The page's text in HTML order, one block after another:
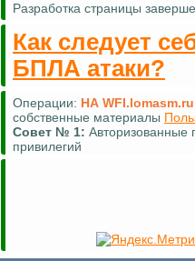
Разработка страницы
Как следует
БПЛА атаки?
Операции: НА
собственные материалы
Совет № 1: Авторизованные
привилегий